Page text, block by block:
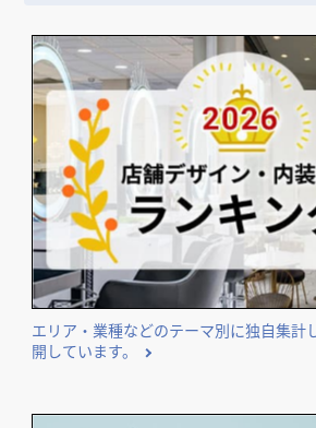
エリア・業種などのテーマ別に独自集計
開しています。